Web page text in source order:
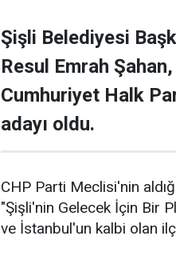
Şişli Belediyesi
Resul Emrah
Cumhuriyet Halk
adayı oldu.
CHP Parti Meclisi'nin
"Şişli'nin Gelecek İçin Bir
ve İstanbul'un kalbi olan